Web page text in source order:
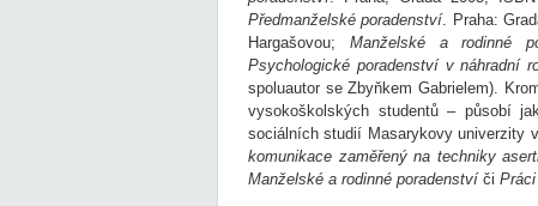
Předmanželské poradenství. Praha:
Hargašovou; Manželské a rodinné
Psychologické poradenství v náhradní
spoluautor se Zbyňkem Gabrielem).
vysokoškolských studentů – působí
sociálních studií Masarykovy univerzity
komunikace zaměřený na techniky
Manželské a rodinné poradenstvíči